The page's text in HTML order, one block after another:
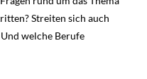
Streiten sich auch
welche Berufe